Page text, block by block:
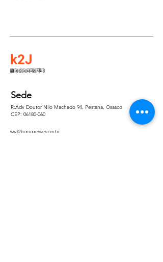
k2J
HOMOGENIZER
Sede
R:Adv Doutor Nilo Machado 94, Pestana, Osasco
CEP: 06180-060
ww.k2jhomogenizer.com.br